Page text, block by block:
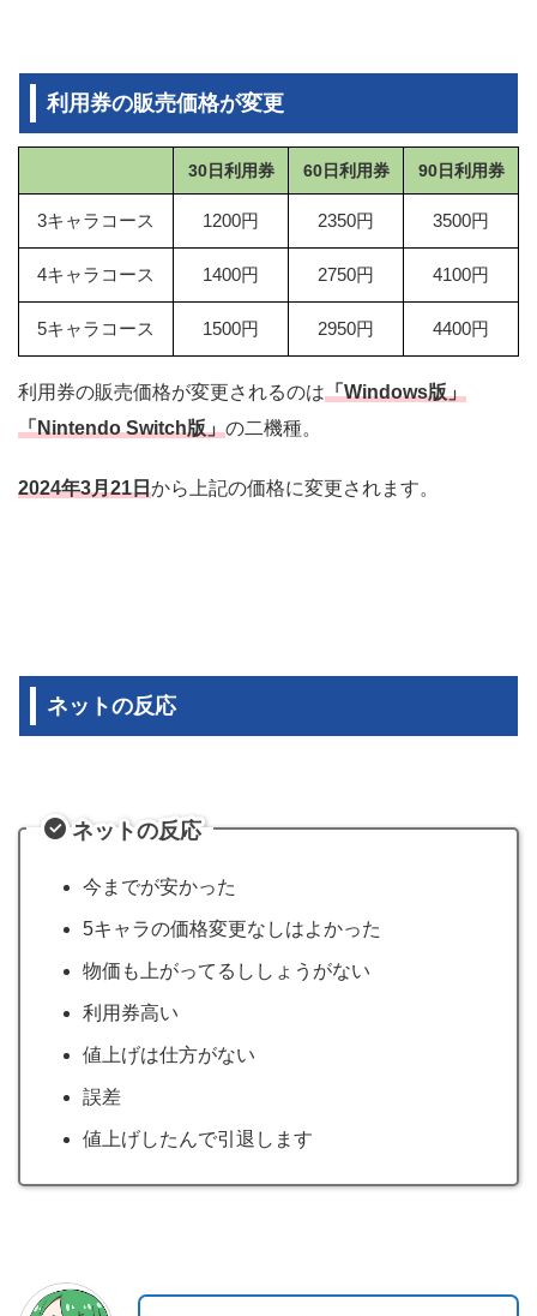
利用券の販売価格が変更
30日利用券 60日利用券 90日利用券
3キャラコース 1200円 2350円 3500円
4キャラコース 1400円 2750円 4100円
5キャラコース 1500円 2950円 4400円
利用券の販売価格が変更されるのは「Windows版」
「Nintendo Switch版」の二機種。
2024年3月21日から上記の価格に変更されます。
ネットの反応
ネットの反応
今までが安かった
5キャラの価格変更なしはよかった
物価も上がってるししょうがない
利用券高い
値上げは仕方がない
誤差
値上げしたんで引退します